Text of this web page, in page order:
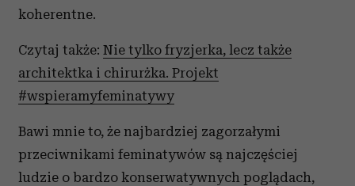
koherentne.
Czytaj także: Nie tylko fryzjerka, lecz także
architektka i chirurżka. Projekt
#wspieramyfeminatywy
Bawi mnie to, że najbardziej zagorzałymi
przeciwnikami feminatywów są najczęściej
ludzie o bardzo konserwatywnych poglądach,